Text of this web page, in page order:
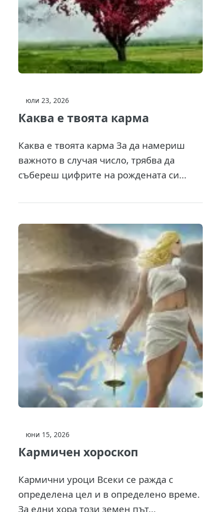
юли 23, 2026
Каква е твоята карма
Каква е твоята карма За да намериш
важното в случая число, трябва да
събереш цифрите на рождената си...
юни 15, 2026
Кармичен хороскоп
Кармични уроци Всеки се ражда с
определена цел и в определено време.
За едни хора този земен път...